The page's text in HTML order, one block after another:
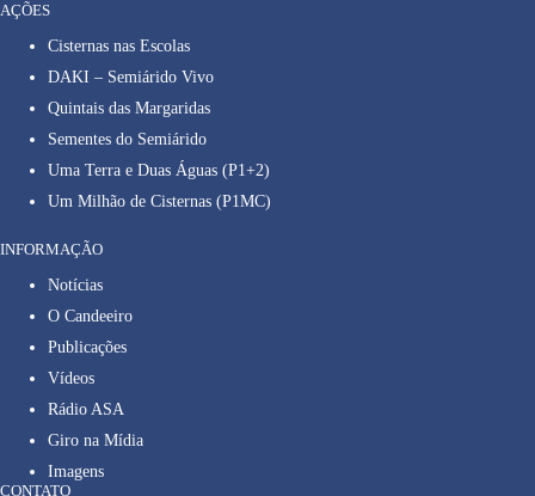
AÇÕES
Cisternas nas Escolas
DAKI – Semiárido Vivo
Quintais das Margaridas
Sementes do Semiárido
Uma Terra e Duas Águas (P1+2)
Um Milhão de Cisternas (P1MC)
INFORMAÇÃO
Notícias
O Candeeiro
Publicações
Vídeos
Rádio ASA
Giro na Mídia
Imagens
CONTATO